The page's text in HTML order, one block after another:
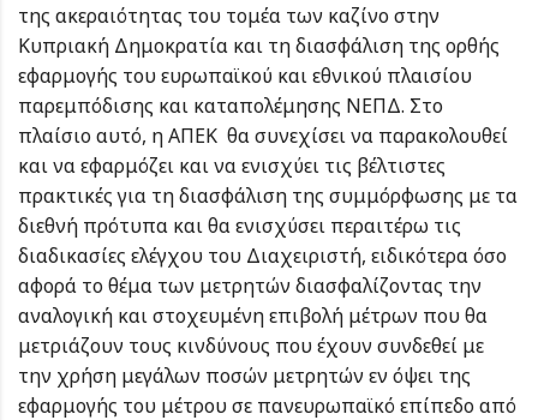
της ακεραιότητας του τομέα των καζίνο στην
Κυπριακή Δημοκρατία και τη διασφάλιση της ορθής
εφαρμογής του ευρωπαϊκού και εθνικού πλαισίου
παρεμπόδισης και καταπολέμησης ΝΕΠΔ. Στο
πλαίσιο αυτό, η ΑΠΕΚ θα συνεχίσει να παρακολουθεί
και να εφαρμόζει και να ενισχύει τις βέλτιστες
πρακτικές για τη διασφάλιση της συμμόρφωσης με τα
διεθνή πρότυπα και θα ενισχύσει περαιτέρω τις
διαδικασίες ελέγχου του Διαχειριστή, ειδικότερα όσο
αφορά το θέμα των μετρητών διασφαλίζοντας την
αναλογική και στοχευμένη επιβολή μέτρων που θα
μετριάζουν τους κινδύνους που έχουν συνδεθεί με
την χρήση μεγάλων ποσών μετρητών εν όψει της
εφαρμογής του μέτρου σε πανευρωπαϊκό επίπεδο από